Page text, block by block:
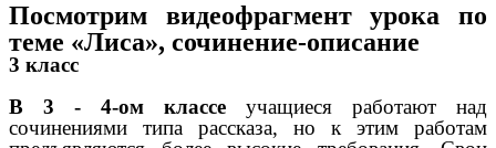
Посмотрим видеофрагмент урока по
теме «Лиса», сочинение-описание
3 класс
В 3 - 4-ом классе учащиеся работают над
сочинениями типа рассказа, но к этим работам